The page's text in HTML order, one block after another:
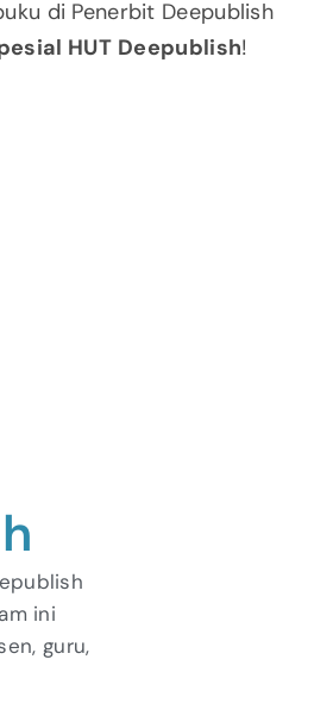
di Penerbit Deepublish
HUT Deepublish!
ini
guru,